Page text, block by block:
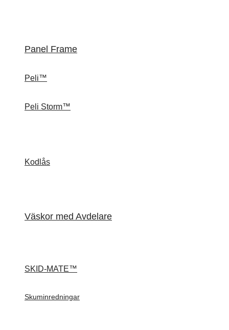
Panel Frame
Peli™
Peli Storm™
Kodlås
Väskor med Avdelare
SKID-MATE™
Skuminredningar